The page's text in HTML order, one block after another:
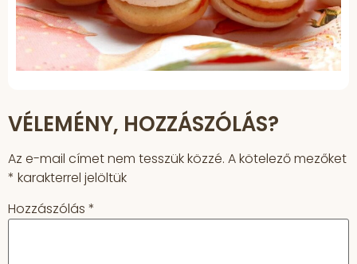
VÉLEMÉNY, HOZZÁSZÓLÁS?
Az e-mail címet nem tesszük közzé. A kötelező mezőket
* karakterrel jelöltük
Hozzászólás *